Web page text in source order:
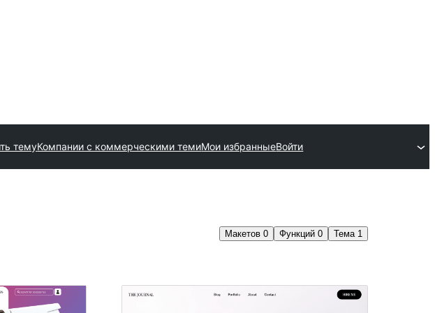
темуКомпании с коммерческими темиМои избранныеВойти
Макетов 0 Функций 0 Тема 1